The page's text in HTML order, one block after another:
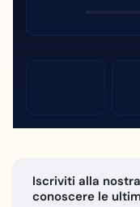
Iscriviti alla
conoscere le